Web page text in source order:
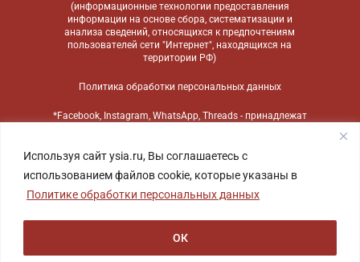
Используя сайт ysia.ru, Вы соглашаетесь с
использованием файлов cookie, которые указаны в
Политике обработки персональных данных
ОК
(информационные технологии предоставления
информации на основе сбора, систематизации и
анализа сведений, относящихся к предпочтениям
пользователей сети "Интернет", находящихся на
территории РФ)
Политика обработки персональных данных
*Facebook, Instagram, WhatsApp, Threads - принадлежат